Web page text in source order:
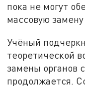
пока не могут
массовую
Учёный
теоретической
замены органов
продолжается.